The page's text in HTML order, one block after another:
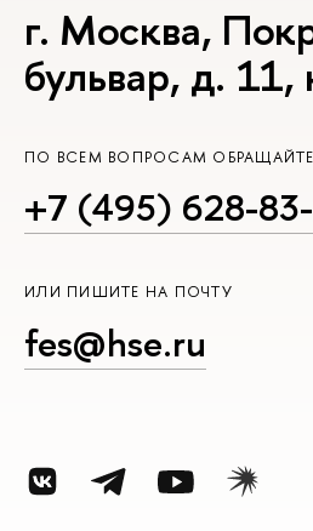
г. Москва,
бульвар, д.
ПО ВСЕМ ВОПРОСАМ
+7 (495) 628-
ИЛИ ПИШИТЕ НА ПОЧТУ
fes@hse.ru